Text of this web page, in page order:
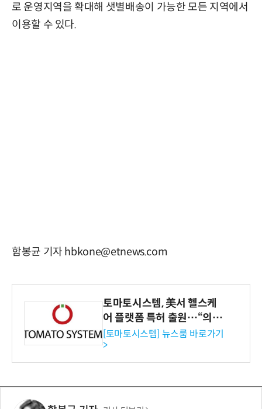
로 운영지역을 확대해 샛별배송이 가능한 모든 지역에서
이용할 수 있다.
함봉균 기자 hbkone@etnews.com
토마토시스템, 美서 헬스케
어 플랫폼 특허 출원…“의료
기관·보험사 공략”
[토마토시스템] 뉴스룸 바로가기
>